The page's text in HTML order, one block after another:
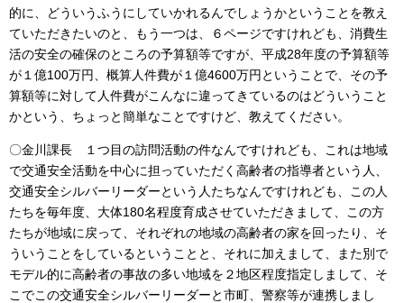
的に、どういうふうにしていかれるんでしょうかということを教え
ていただきたいのと、もう一つは、６ページですけれども、消費生
活の安全の確保のところの予算額等ですが、平成28年度の予算額等
が１億100万円、概算人件費が１億4600万円ということで、その予
算額等に対して人件費がこんなに違ってきているのはどういうこと
かという、ちょっと簡単なことですけど、教えてください。
〇金川課長 １つ目の訪問活動の件なんですけれども、これは地域
で交通安全活動を中心に担っていただく高齢者の指導者という人、
交通安全シルバーリーダーという人たちなんですけれども、この人
たちを毎年度、大体180名程度育成させていただきまして、この方
たちが地域に戻って、それぞれの地域の高齢者の家を回ったり、そ
ういうことをしているということと、それに加えまして、また別で
モデル的に高齢者の事故の多い地域を２地区程度指定しまして、そ
こでこの交通安全シルバーリーダーと市町、警察等が連携しまし